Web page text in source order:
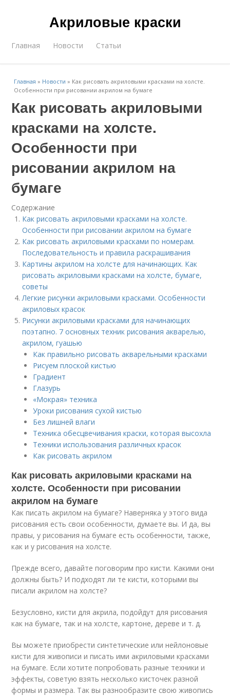
Акриловые краски
Главная Новости Статьи
Главная » Новости » Как рисовать акриловыми красками на холсте.
Особенности при рисовании акрилом на бумаге
Как рисовать акриловыми
красками на холсте.
Особенности при
рисовании акрилом на
бумаге
Содержание
Как рисовать акриловыми красками на холсте.
Особенности при рисовании акрилом на бумаге
Как рисовать акриловыми красками по номерам.
Последовательность и правила раскрашивания
Картины акрилом на холсте для начинающих. Как
рисовать акриловыми красками на холсте, бумаге,
советы
Легкие рисунки акриловыми красками. Особенности
акриловых красок
Рисунки акриловыми красками для начинающих
поэтапно. 7 основных техник рисования акварелью,
акрилом, гуашью
Как правильно рисовать акварельными красками
Рисуем плоской кистью
Градиент
Глазурь
«Мокрая» техника
Уроки рисования сухой кистью
Без лишней влаги
Техника обесцвечивания краски, которая высохла
Техники использования различных красок
Как рисовать акрилом
Как рисовать акриловыми красками на
холсте. Особенности при рисовании
акрилом на бумаге
Как писать акрилом на бумаге? Наверняка у этого вида
рисования есть свои особенности, думаете вы. И да, вы
правы, у рисования на бумаге есть особенности, также,
как и у рисования на холсте.
Прежде всего, давайте поговорим про кисти. Какими они
должны быть? И подходят ли те кисти, которыми вы
писали акрилом на холсте?
Безусловно, кисти для акрила, подойдут для рисования
как на бумаге, так и на холсте, картоне, дереве и т. д.
Вы можете приобрести синтетические или нейлоновые
кисти для живописи и писать ими акриловыми красками
на бумаге. Если хотите попробовать разные техники и
эффекты, советую взять несколько кисточек разной
формы и размера. Так вы разнообразите свою живопись